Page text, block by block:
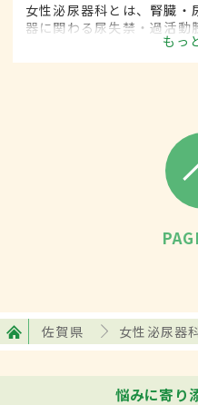
女性泌尿器科とは、腎臓・
器に関わる尿失禁・過活動
とされる疾患を専門的に取
もっ
佐賀県 女性泌尿器
悩みに寄り